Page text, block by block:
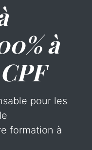
à
pour les
formation à